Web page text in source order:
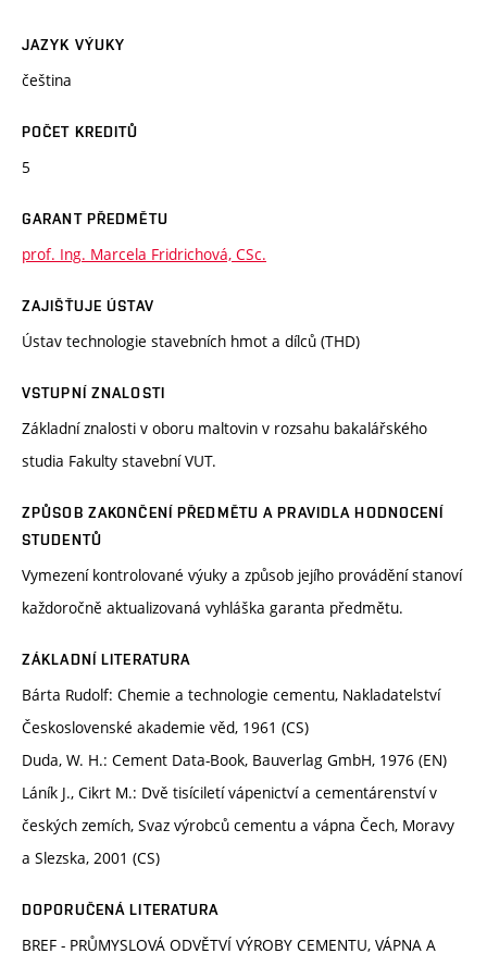
JAZYK VÝUKY
čeština
POČET KREDITŮ
5
GARANT PŘEDMĚTU
prof. Ing. Marcela Fridrichová, CSc.
ZAJIŠŤUJE ÚSTAV
Ústav technologie stavebních hmot a dílců (THD)
VSTUPNÍ ZNALOSTI
Základní znalosti v oboru maltovin v rozsahu bakalářského
studia Fakulty stavební VUT.
ZPŮSOB ZAKONČENÍ PŘEDMĚTU A PRAVIDLA HODNOCENÍ
STUDENTŮ
Vymezení kontrolované výuky a způsob jejího provádění stanoví
každoročně aktualizovaná vyhláška garanta předmětu.
ZÁKLADNÍ LITERATURA
Bárta Rudolf: Chemie a technologie cementu, Nakladatelství
Československé akademie věd, 1961 (CS)
Duda, W. H.: Cement Data-Book, Bauverlag GmbH, 1976 (EN)
Láník J., Cikrt M.: Dvě tisíciletí vápenictví a cementárenství v
českých zemích, Svaz výrobců cementu a vápna Čech, Moravy
a Slezska, 2001 (CS)
DOPORUČENÁ LITERATURA
BREF - PRŮMYSLOVÁ ODVĚTVÍ VÝROBY CEMENTU, VÁPNA A